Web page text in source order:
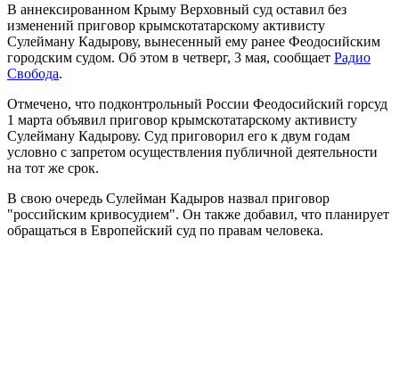
В аннексированном Крыму Верховный суд оставил без
изменений приговор крымскотатарскому активисту
Сулейману Кадырову, вынесенный ему ранее Феодосийским
городским судом. Об этом в четверг, 3 мая, сообщает Радио
Свобода.
Отмечено, что подконтрольный России Феодосийский горсуд
1 марта объявил приговор крымскотатарскому активисту
Сулейману Кадырову. Суд приговорил его к двум годам
условно с запретом осуществления публичной деятельности
на тот же срок.
В свою очередь Сулейман Кадыров назвал приговор
"российским кривосудием". Он также добавил, что планирует
обращаться в Европейский суд по правам человека.